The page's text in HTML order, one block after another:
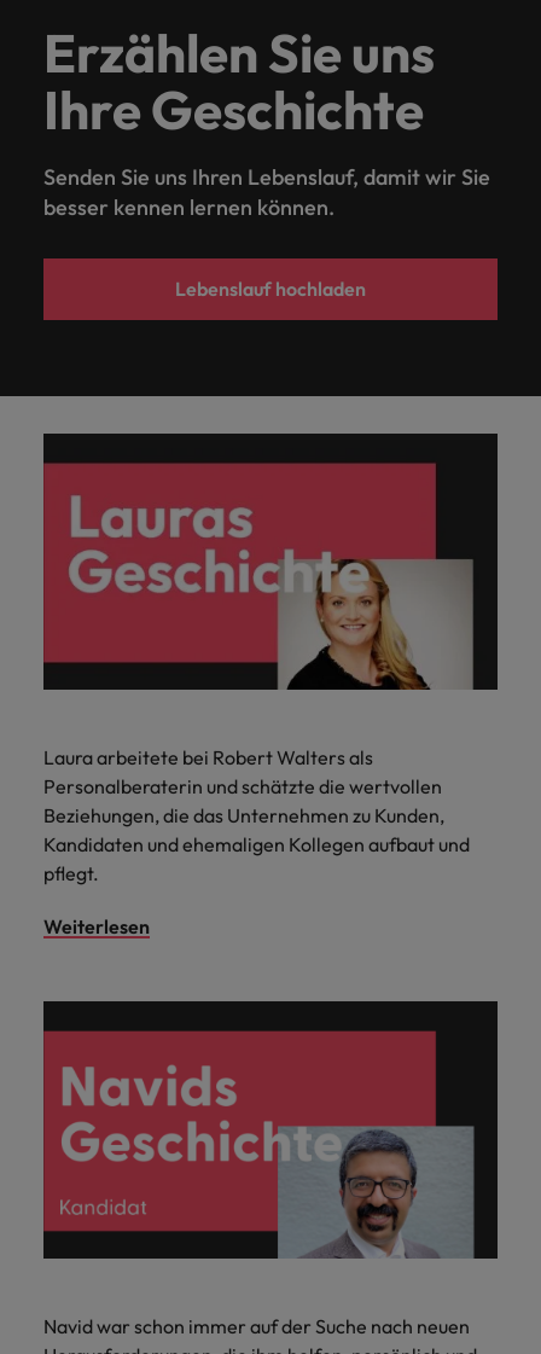
Erzählen Sie uns
Ihre Geschichte
Senden Sie uns Ihren Lebenslauf, damit wir Sie
besser kennen lernen können.
Lebenslauf hochladen
Laura arbeitete bei Robert Walters als
Personalberaterin und schätzte die wertvollen
Beziehungen, die das Unternehmen zu Kunden,
Kandidaten und ehemaligen Kollegen aufbaut und
pflegt.
Weiterlesen
Navid war schon immer auf der Suche nach neuen